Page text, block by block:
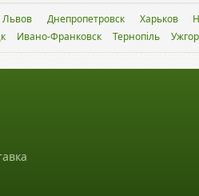
Львов Днепропетровск Харьков
Ивано-Франковск Тернопіль